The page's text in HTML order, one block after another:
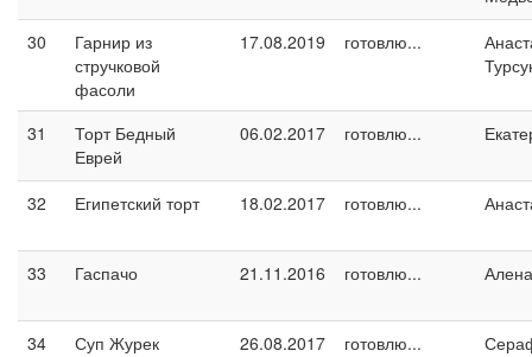
30
Гарнир из
стручковой
фасоли
17.08.2019 готовлю...
31
Торт Бедный
Еврей
06.02.2017 готовлю...
32 Египетский торт 18.02.2017 готовлю...
33 Гаспачо 21.11.2016 готовлю... Алена
34 Суп Журек 26.08.2017 готовлю...